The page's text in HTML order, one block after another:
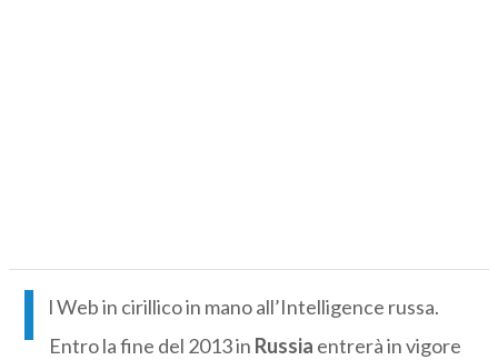
I
l Web in cirillico in mano all’Intelligence russa.
Entro la fine del 2013 in Russia entrerà in vigore